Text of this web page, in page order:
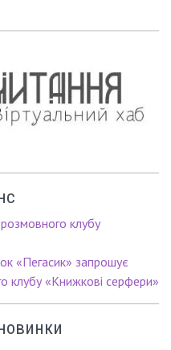
клубу
«Пегасик» запрошує
клубу «Книжкові серфери»